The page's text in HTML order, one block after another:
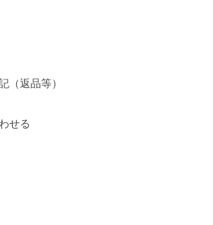
（返品等）
せる